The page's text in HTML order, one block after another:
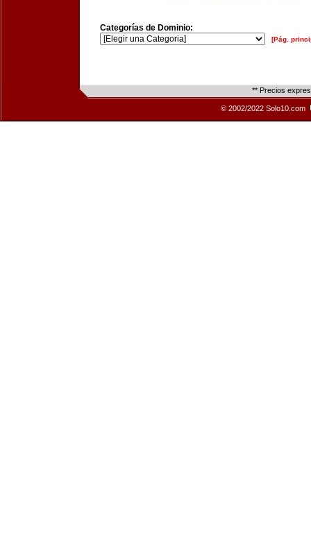
Categorías de Dominio:
[Pág.
** Precios
© 2002/2022 Solo10.com